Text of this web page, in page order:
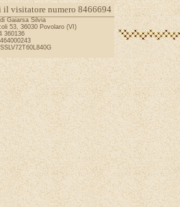
il visitatore numero 8466694
di Gaiarsa Silvia
53, 36030 Povolaro (VI)
360136